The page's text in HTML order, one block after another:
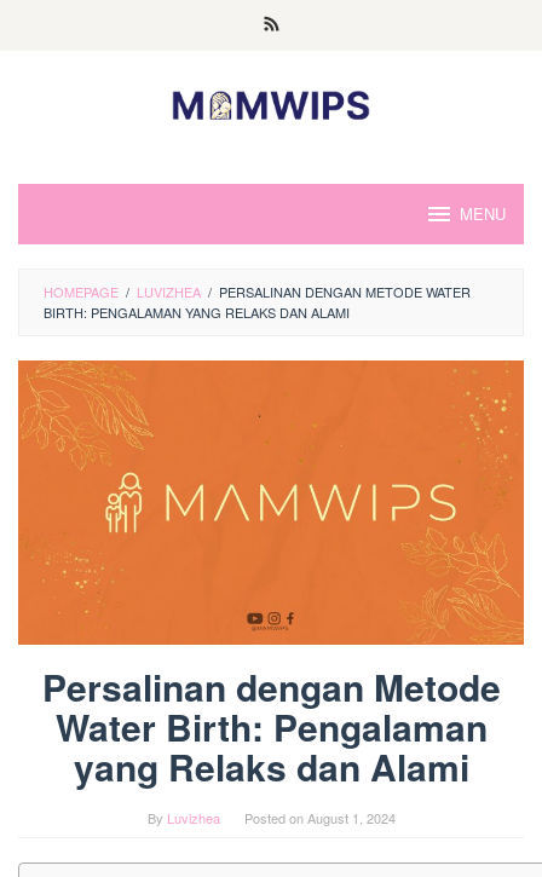
MENU
HOMEPAGE / LUVIZHEA / PERSALINAN DENGAN METODE WATER
BIRTH: PENGALAMAN YANG RELAKS DAN ALAMI
Persalinan dengan Metode
Water Birth: Pengalaman
yang Relaks dan Alami
By Luvizhea Posted onAugust 1, 2024